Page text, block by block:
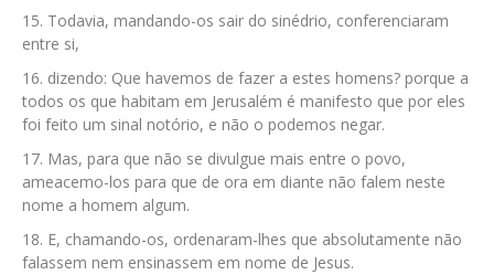
Todavia, mandando-os sair do sinédrio, conferenciaram
entre si,
dizendo: Que havemos de fazer a estes homens? porque a
todos os que habitam em Jerusalém é manifesto que por eles
foi feito um sinal notório, e não o podemos negar.
Mas, para que não se divulgue mais entre o povo,
ameacemo-los para que de ora em diante não falem neste
nome a homem algum.
E, chamando-os, ordenaram-lhes que absolutamente não
falassem nem ensinassem em nome de Jesus.